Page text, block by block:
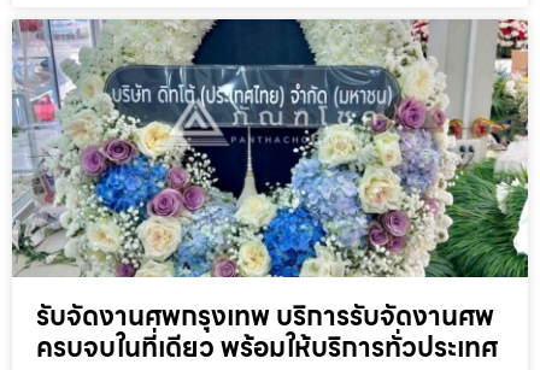
รับจัดงานศพกรุงเทพ บริการรับจัดงานศพ
ครบจบในที่เดียว พร้อมให้บริการทั่วประเทศ